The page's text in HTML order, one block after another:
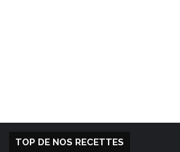
TOP DE NOS RECETTES